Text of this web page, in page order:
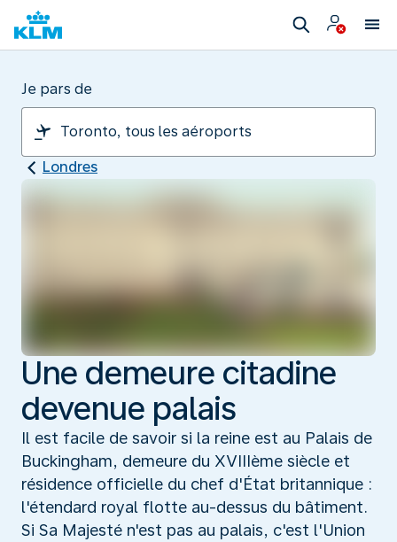
Je pars de
Londres
Une demeure citadine
devenue palais
Il est facile de savoir si la reine est au Palais de
Buckingham, demeure du XVIIIème siècle et
résidence officielle du chef d'État britannique :
l'étendard royal flotte au-dessus du bâtiment.
Si Sa Majesté n'est pas au palais, c'est l'Union